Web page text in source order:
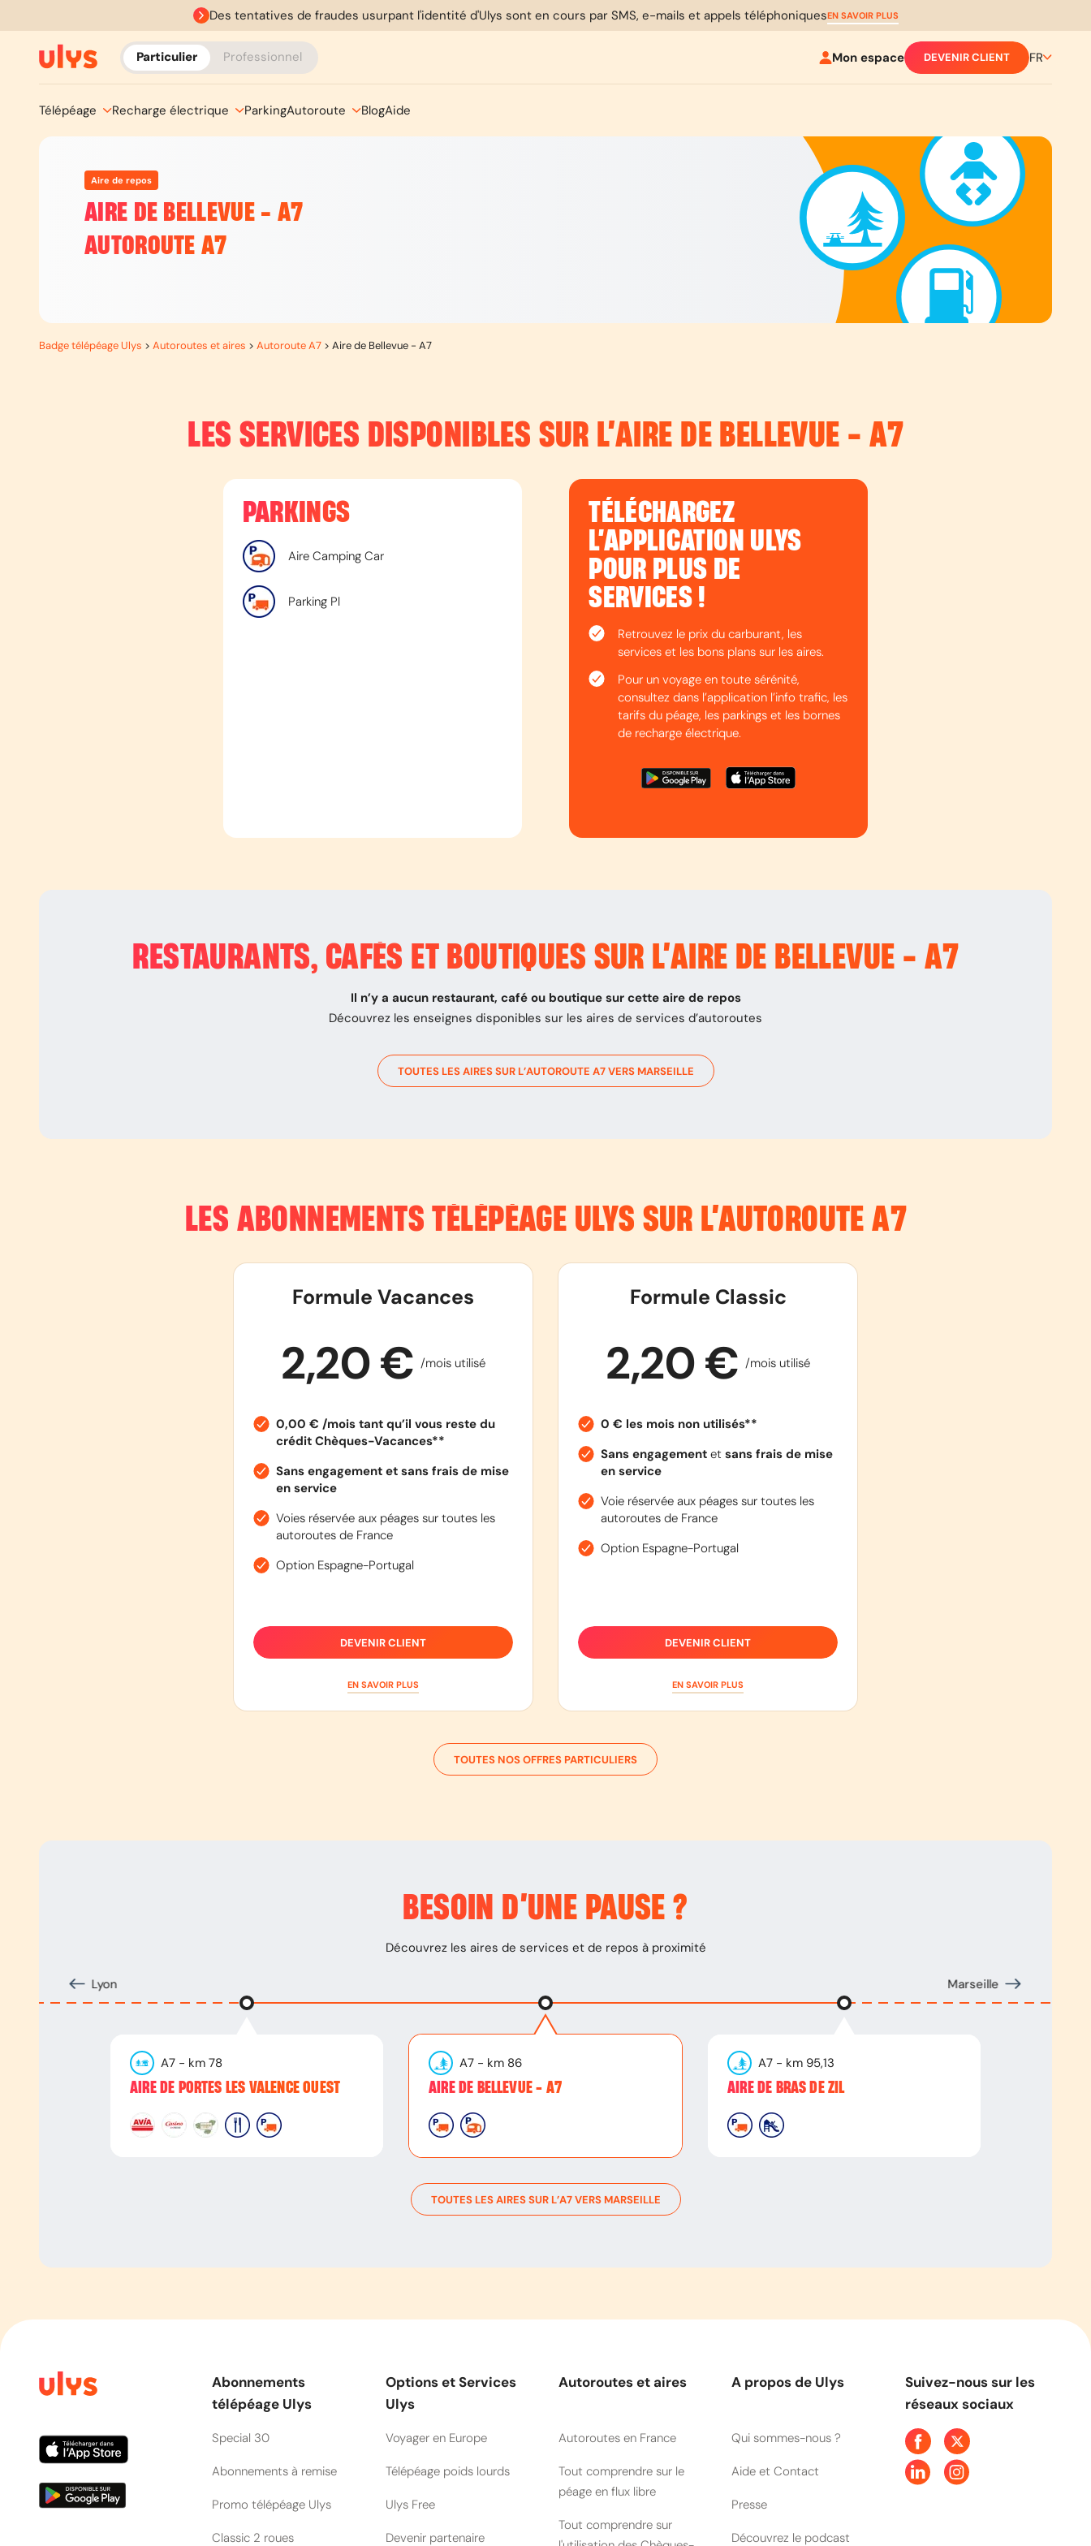
Des tentatives de fraudes usurpant l'identité d'Ulys sont en cours par SMS, e-mails et appels téléphoniquesEN SAVOIR PLUS
Particulier Professionnel Mon espace DEVENIR CLIENT FR
Télépéage Recharge électrique ParkingAutoroute BlogAide
Aire de repos
AIRE DE BELLEVUE - A7
AUTOROUTE A7
Badge télépéage Ulys > Autoroutes et aires > Autoroute A7 > Aire de Bellevue - A7
LES SERVICES DISPONIBLES SUR L’AIRE DE BELLEVUE - A7
PARKINGS
Aire Camping Car
Parking Pl
TÉLÉCHARGEZ
L’APPLICATION ULYS
POUR PLUS DE
SERVICES !
Retrouvez le prix du carburant, les
services et les bons plans sur les aires.
Pour un voyage en toute sérénité,
consultez dans l’application l’info trafic, les
tarifs du péage, les parkings et les bornes
de recharge électrique.
RESTAURANTS, CAFÉS ET BOUTIQUES SUR L’AIRE DE BELLEVUE - A7
Il n’y a aucun restaurant, café ou boutique sur cette aire de repos
Découvrez les enseignes disponibles sur les aires de services d’autoroutes
TOUTES LES AIRES SUR L’AUTOROUTE A7VERS MARSEILLE
LES ABONNEMENTS TÉLÉPÉAGE ULYS SUR L’AUTOROUTEA7
Formule Vacances
2,20 € /mois utilisé
0,00 € /mois tant qu’il vous reste du
crédit Chèques-Vacances**
Sans engagement et sans frais de mise
en service
Voies réservée aux péages sur toutes les
autoroutes de France
Option Espagne-Portugal
DEVENIR CLIENT
EN SAVOIR PLUS
Formule Classic
2,20 € /mois utilisé
0 € les mois non utilisés**
Sans engagementet sans frais de mise
en service
Voie réservée aux péages sur toutes les
autoroutes de France
Option Espagne-Portugal
DEVENIR CLIENT
EN SAVOIR PLUS
TOUTES NOS OFFRES PARTICULIERS
BESOIN D’UNE PAUSE ?
Découvrez les aires de services et de repos à proximité
Lyon Marseille
A7 - km 78
AIRE DE PORTES LES VALENCE OUEST
A7 - km 86
AIRE DE BELLEVUE - A7
A7 - km 95,13
AIRE DE BRAS DE ZIL
TOUTES LES AIRES SUR L’A7VERS MARSEILLE
Abonnements
télépéage Ulys
Special 30
Abonnements à remise
Promo télépéage Ulys
Classic 2 roues
Options et Services
Ulys
Voyager en Europe
Télépéage poids lourds
Ulys Free
Devenir partenaire
Autoroutes et aires
Autoroutes en France
Tout comprendre sur le
péage en flux libre
Tout comprendre sur
A propos de Ulys
Qui sommes-nous ?
Aide et Contact
Presse
Découvrez le podcast
Suivez-nous sur les
réseaux sociaux